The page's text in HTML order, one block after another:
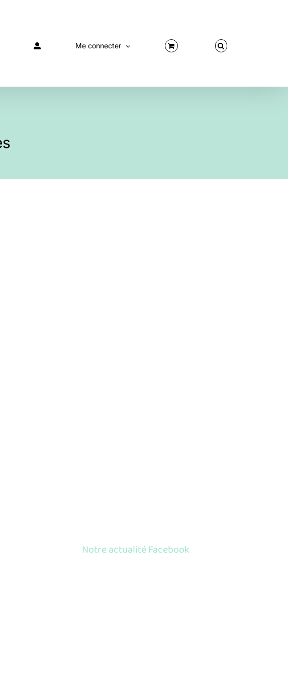
Me connecter
Notre actualité Facebook